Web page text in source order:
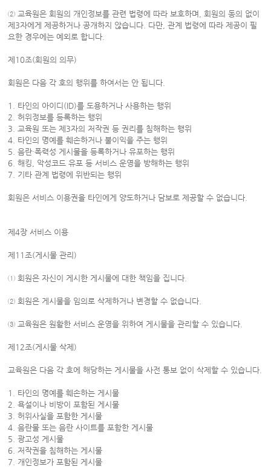
② 교육원은 회원의 개인정보를 관련 법령에 따라 보호하며, 회원의 동의 없이
제3자에게 제공하거나 공개하지 않습니다. 다만, 관계 법령에 따라 제공이 필
요한 경우에는 예외로 합니다.
제10조(회원의 의무)
회원은 다음 각 호의 행위를 하여서는 안 됩니다.
1. 타인의 아이디(ID)를 도용하거나 사용하는 행위
2. 허위정보를 등록하는 행위
3. 교육원 또는 제3자의 저작권 등 권리를 침해하는 행위
4. 타인의 명예를 훼손하거나 불이익을 주는 행위
5. 음란·폭력성 게시물을 등록하거나 유포하는 행위
6. 해킹, 악성코드 유포 등 서비스 운영을 방해하는 행위
7. 기타 관계 법령에 위반되는 행위
회원은 서비스 이용권을 타인에게 양도하거나 담보로 제공할 수 없습니다.
제4장 서비스 이용
제11조(게시물 관리)
① 회원은 자신이 게시한 게시물에 대한 책임을 집니다.
② 회원은 게시물을 임의로 삭제하거나 변경할 수 없습니다.
③ 교육원은 원활한 서비스 운영을 위하여 게시물을 관리할 수 있습니다.
제12조(게시물 삭제)
교육원은 다음 각 호에 해당하는 게시물을 사전 통보 없이 삭제할 수 있습니다.
1. 타인의 명예를 훼손하는 게시물
2. 욕설이나 비방이 포함된 게시물
3. 허위사실을 포함한 게시물
4. 음란물 또는 음란 사이트를 포함한 게시물
5. 광고성 게시물
6. 저작권을 침해하는 게시물
7. 개인정보가 포함된 게시물